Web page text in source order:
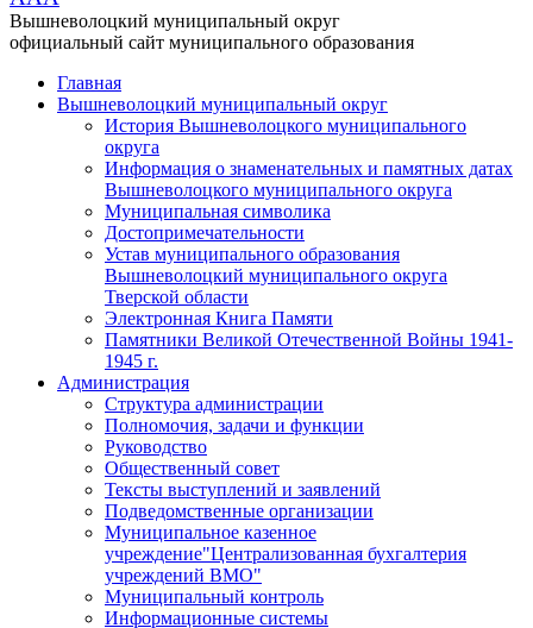
Вышневолоцкий муниципальный округ
официальный сайт муниципального образования
Главная
Вышневолоцкий муниципальный округ
История Вышневолоцкого муниципального
округа
Информация о знаменательных и памятных датах
Вышневолоцкого муниципального округа
Муниципальная символика
Достопримечательности
Устав муниципального образования
Вышневолоцкий муниципального округа
Тверской области
Электронная Книга Памяти
Памятники Великой Отечественной Войны 1941-
1945 г.
Администрация
Структура администрации
Полномочия, задачи и функции
Руководство
Общественный совет
Тексты выступлений и заявлений
Подведомственные организации
Муниципальное казенное
учреждение"Централизованная бухгалтерия
учреждений ВМО"
Муниципальный контроль
Информационные системы